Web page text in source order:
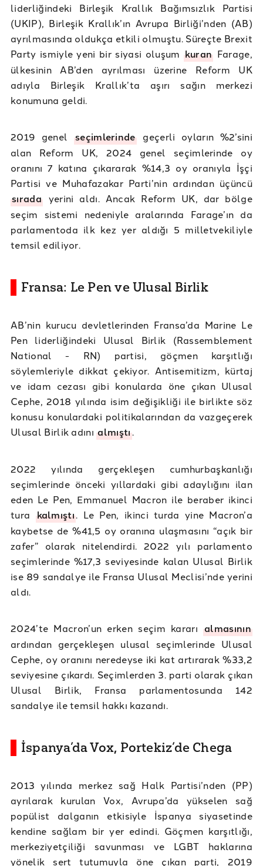
liderliğindeki Birleşik Krallık Bağımsızlık Partisi
(UKIP), Birleşik Krallık’ın Avrupa Birliği’nden (AB)
ayrılmasında oldukça etkili olmuştu. Süreçte Brexit
Party ismiyle yeni bir siyasi oluşum kuran Farage,
ülkesinin AB’den ayrılması üzerine Reform UK
adıyla Birleşik Krallık’ta aşırı sağın merkezi
konumuna geldi.
2019 genel seçimlerindegeçerli oyların %2’sini
alan Reform UK, 2024 genel seçimlerinde oy
oranını 7 katına çıkararak %14,3 oy oranıyla İşçi
Partisi ve Muhafazakar Parti’nin ardından üçüncü
sıradayerini aldı. Ancak Reform UK, dar bölge
seçim sistemi nedeniyle aralarında Farage’ın da
parlamentoda ilk kez yer aldığı 5 milletvekiliyle
temsil ediliyor.
Fransa: Le Pen ve Ulusal Birlik
AB’nin kurucu devletlerinden Fransa’da Marine Le
Pen liderliğindeki Ulusal Birlik (Rassemblement
National - RN) partisi, göçmen karşıtlığı
söylemleriyle dikkat çekiyor. Antisemitizm, kürtaj
ve idam cezası gibi konularda öne çıkan Ulusal
Cephe, 2018 yılında isim değişikliği ile birlikte söz
konusu konulardaki politikalarından da vazgeçerek
Ulusal Birlik adınıalmıştı.
2022 yılında gerçekleşen cumhurbaşkanlığı
seçimlerinde önceki yıllardaki gibi adaylığını ilan
eden Le Pen, Emmanuel Macron ile beraber ikinci
tura kalmıştı. Le Pen, ikinci turda yine Macron’a
kaybetse de %41,5 oy oranına ulaşmasını “açık bir
zafer” olarak nitelendirdi. 2022 yılı parlamento
seçimlerinde %17,3 seviyesinde kalan Ulusal Birlik
ise 89 sandalye ile Fransa Ulusal Meclisi’nde yerini
aldı.
2024’te Macron’un erken seçim kararıalmasının
ardından gerçekleşen ulusal seçimlerinde Ulusal
Cephe, oy oranını neredeyse iki kat artırarak %33,2
seviyesine çıkardı. Seçimlerden 3. parti olarak çıkan
Ulusal Birlik, Fransa parlamentosunda 142
sandalye ile temsil hakkı kazandı.
İspanya’da Vox, Portekiz’de Chega
2013 yılında merkez sağ Halk Partisi’nden (PP)
ayrılarak kurulan Vox, Avrupa’da yükselen sağ
popülist dalganın etkisiyle İspanya siyasetinde
kendine sağlam bir yer edindi. Göçmen karşıtlığı,
merkeziyetçiliği savunması ve LGBT haklarına
yönelik sert tutumuyla öne çıkan parti, 2019